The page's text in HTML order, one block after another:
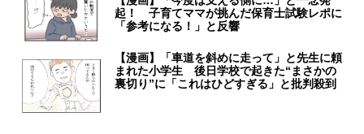
起！ 子育てママが挑んだ保育士試験レポに
「参考になる！」と反響
【漫画】「車道を斜めに走って」と先生に頼
まれた小学生 後日学校で起きた“まさかの
裏切り”に「これはひどすぎる」と批判殺到